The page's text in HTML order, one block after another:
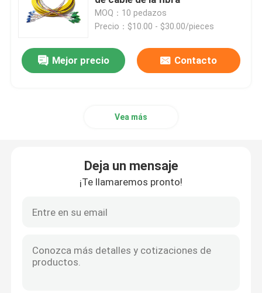
VR Show
Control de Calidad
Solicitar una cotización
Asamblea de cable de la fibra
MOQ：10 pedazos
Precio：$10.00 - $30.00/pieces
Mejor precio Contacto
Vea más
Deja un mensaje
¡Te llamaremos pronto!